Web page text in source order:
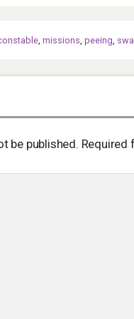
, missions, peeing,
be published. Required